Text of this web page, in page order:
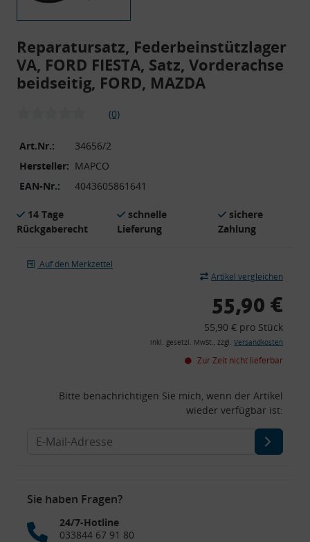
Reparatursatz, Federbeinstützlager
VA, FORD FIESTA, Satz, Vorderachse
beidseitig, FORD, MAZDA
(0)
Art.Nr.:
34656/2
Hersteller: MAPCO
EAN-Nr.:
4043605861641
14 Tage
Rückgaberecht
schnelle
Lieferung
sichere
Zahlung
Auf den Merkzettel
Artikel vergleichen
55,90 €
55,90 € pro Stück
inkl. gesetzl. MwSt., zzgl. Versandkosten
Zur Zeit nicht lieferbar
Bitte benachrichtigen Sie mich, wenn der Artikel
wieder verfügbar ist:
Sie haben Fragen?
24/7-Hotline
033844 67 91 80